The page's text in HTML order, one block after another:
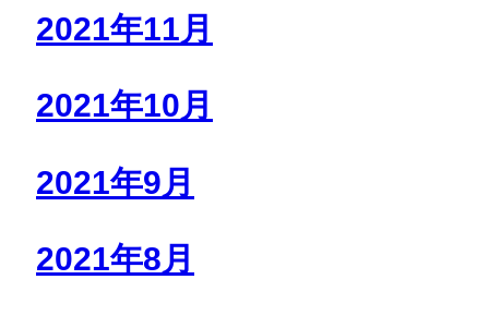
2021年11月
2021年10月
2021年9月
2021年8月